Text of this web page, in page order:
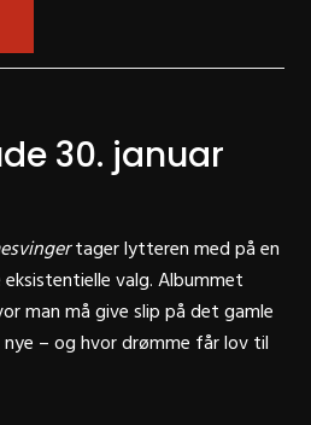
30. januar
tager lytteren med på en
valg. Albummet
man må give slip på det gamle
– og hvor drømme får lov til